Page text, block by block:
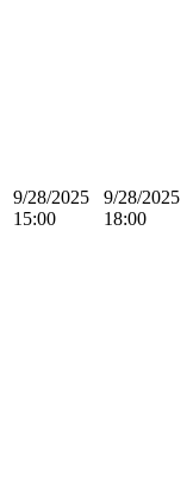
9/28/2025
15:00
9/28/2025
18:00